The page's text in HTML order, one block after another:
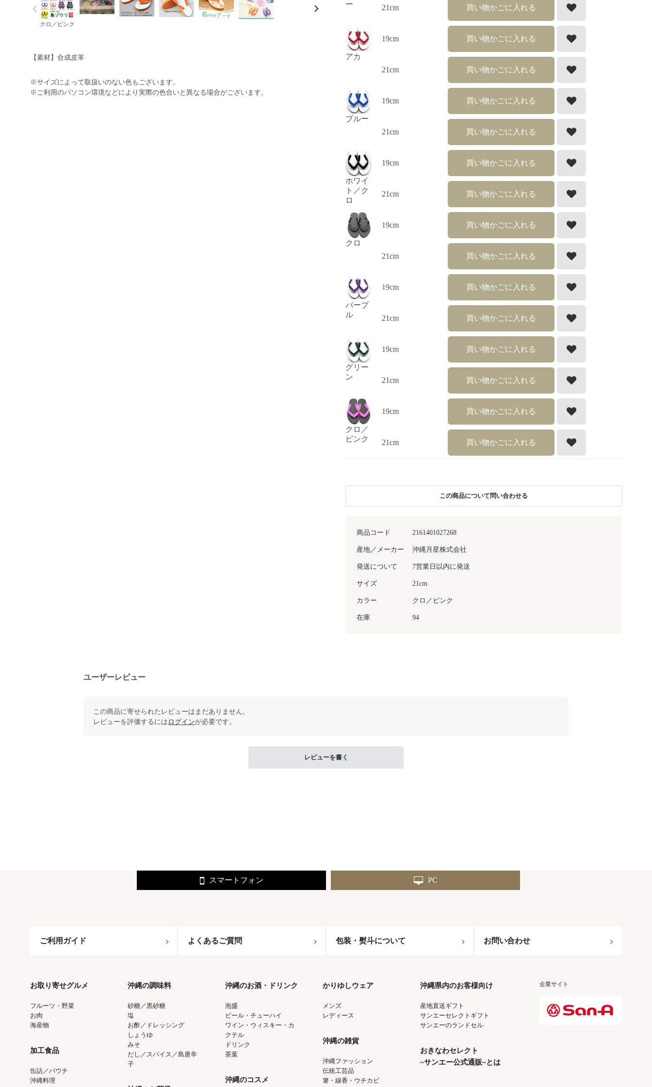
クロ／ピンク
【素材】合成皮革
※サイズによって取扱いのない色もございます。
※ご利用のパソコン環境などにより実際の色合いと異なる場合がございます。
商品コード 2161401027268
産地／メーカー 沖縄月星株式会社
発送について 7営業日以内に発送
サイズ 21cm
カラー クロ／ピンク
在庫 94
ー 21cm 買い物かごに入れる
アカ
19cm 買い物かごに入れる
21cm 買い物かごに入れる
ブルー
19cm 買い物かごに入れる
21cm 買い物かごに入れる
ホワイ
ト／ク
ロ
19cm 買い物かごに入れる
21cm 買い物かごに入れる
クロ
19cm 買い物かごに入れる
21cm 買い物かごに入れる
パープ
ル
19cm 買い物かごに入れる
21cm 買い物かごに入れる
グリー
ン
19cm 買い物かごに入れる
21cm 買い物かごに入れる
クロ／
ピンク
19cm 買い物かごに入れる
21cm 買い物かごに入れる
この商品について問い合わせる
ユーザーレビュー
この商品に寄せられたレビューはまだありません。
レビューを評価するには ログインが必要です。
レビューを書く
スマートフォン PC
ご利用ガイド よくあるご質問 包装・熨斗について お問い合わせ
お取り寄せグルメ
フルーツ・野菜
お肉
海産物
加工食品
缶詰／パウチ
沖縄料理
沖縄の調味料
砂糖／黒砂糖
塩
お酢／ドレッシング
しょうゆ
みそ
だし／スパイス／島唐辛
子
沖縄のお酒・ドリンク
泡盛
ビール・チューハイ
ワイン・ウィスキー・カ
クテル
ドリンク
茶葉
沖縄のコスメ
かりゆしウェア
メンズ
レディース
沖縄の雑貨
沖縄ファッション
伝統工芸品
箸・線香・ウチカビ
沖縄県内のお客様向け
産地直送ギフト
サンエーセレクトギフト
サンエーのランドセル
おきなわセレクト
~サンエー公式通販~とは
企業サイト